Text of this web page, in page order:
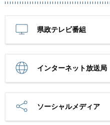
県政テレビ番組
インターネット放送局
ソーシャルメディア